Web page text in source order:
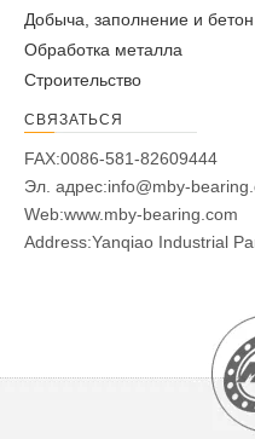
Добыча, заполнение и бетон
Обработка металла
Строительство
СВЯЗАТЬСЯ
FAX:0086-581-82609444
Эл. адрес:info@mby-
Web:www.mby-bearing.com
Address:Yanqiao Industrial